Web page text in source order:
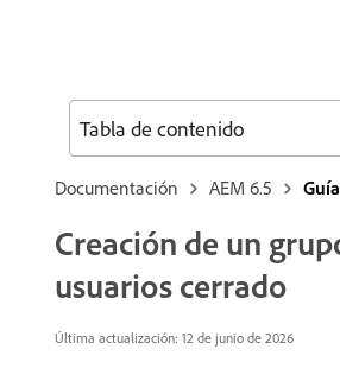
Documentación AEM 6.5
Creación de un
usuarios cerrado
Última actualización: 12 de junio de 2026
Tabla de contenido